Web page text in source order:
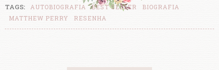
TAGS: AUTOBIOGRAFIA BEST SELLER
BIOGRAFIA
MATTHEW PERRY
RESENHA